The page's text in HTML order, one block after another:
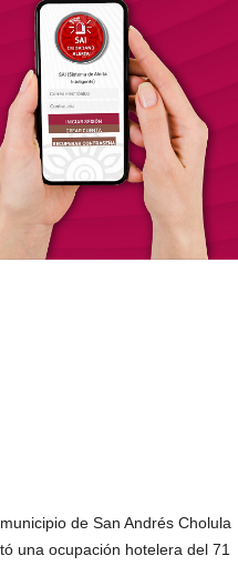
de San Andrés Cholula
una ocupación hotelera del 71